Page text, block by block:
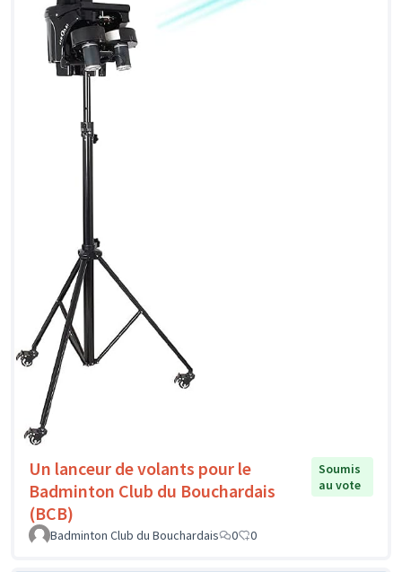
Un lanceur de volants pour le
Badminton Club du Bouchardais
(BCB)
Soumis
au vote
Badminton Club du Bouchardais 0 0